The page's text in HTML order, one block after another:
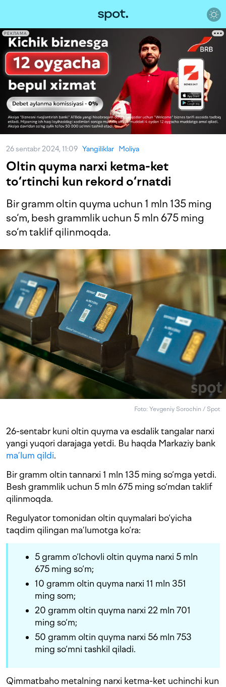
РЕКЛАМА
26 sentabr 2024, 11:09 Yangiliklar Moliya
Oltin quyma narxi ketma-ket
to‘rtinchi kun rekord o‘rnatdi
Bir gramm oltin quyma uchun 1 mln 135 ming
so‘m, besh grammlik uchun 5 mln 675 ming
so‘m taklif qilinmoqda.
Foto: Yevgeniy Sorochin / Spot
26-sentabr kuni oltin quyma va esdalik tangalar narxi
yangi yuqori darajaga yetdi. Bu haqda Markaziy bank
ma’lum qildi.
Bir gramm oltin tannarxi 1 mln 135 ming so‘mga yetdi.
Besh grammlik uchun 5 mln 675 ming so‘mdan taklif
qilinmoqda.
Regulyator tomonidan oltin quymalari bo‘yicha
taqdim qilingan ma’lumotga ko‘ra:
5 gramm o‘lchovli oltin quyma narxi 5 mln
675 ming so‘m;
10 gramm oltin quyma narxi 11 mln 351
ming som;
20 gramm oltin quyma narxi 22 mln 701
ming so‘m;
50 gramm oltin quyma narxi 56 mln 753
ming so‘mni tashkil qiladi.
Qimmatbaho metalning narxi ketma-ket uchinchi kun